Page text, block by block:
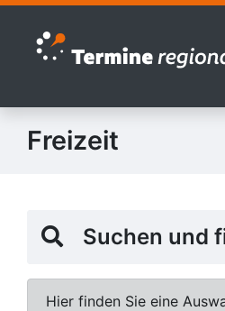
Zur Navigation springen
Zum Inhalt springen
Freizeit
Suchen und
Hier finden Sie eine